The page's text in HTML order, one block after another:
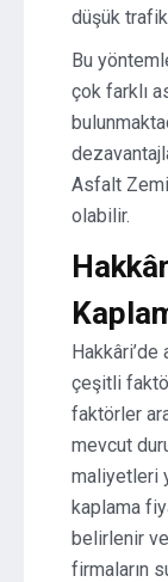
düşük
Bu
çok farklı
Asfalt
olabilir.
çeşitli
faktörler
mevcut
maliyetleri
kaplama
belirlenir ve
firmaların